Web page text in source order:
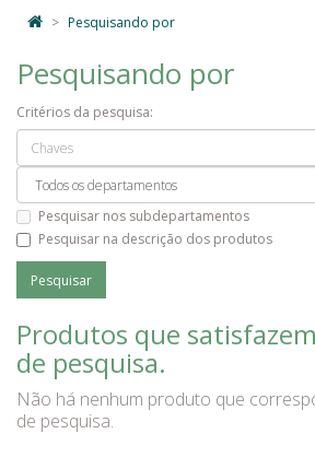
Pesquisando por
Pesquisando por
Critérios da pesquisa:
Pesquisar nos subdepartamentos
Pesquisar na descrição dos produtos
Produtos que
de pesquisa.
Não há nenhum produto que
de pesquisa.